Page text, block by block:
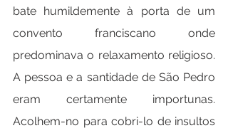
bate humildemente à porta de um
convento franciscano onde
predominava o relaxamento religioso.
A pessoa e a santidade de São Pedro
eram certamente importunas.
Acolhem-no para cobri-lo de insultos